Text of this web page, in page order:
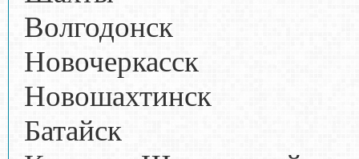
Волгодонск
Новочеркасск
Новошахтинск
Батайск